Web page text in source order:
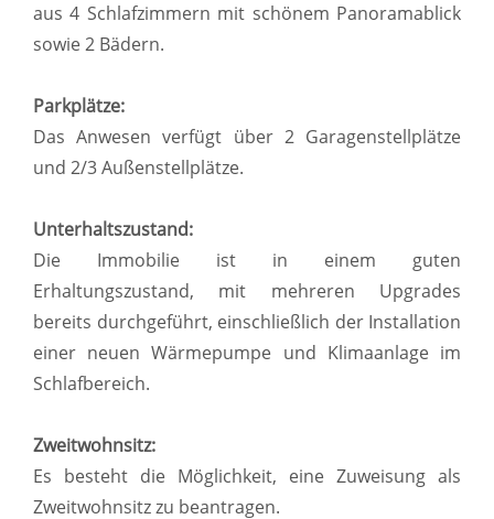
aus 4 Schlafzimmern mit schönem Panoramablick
sowie 2 Bädern.
Parkplätze:
Das Anwesen verfügt über 2 Garagenstellplätze
und 2/3 Außenstellplätze.
Unterhaltszustand:
Die Immobilie ist in einem guten
Erhaltungszustand, mit mehreren Upgrades
bereits durchgeführt, einschließlich der Installation
einer neuen Wärmepumpe und Klimaanlage im
Schlafbereich.
Zweitwohnsitz:
Es besteht die Möglichkeit, eine Zuweisung als
Zweitwohnsitz zu beantragen.